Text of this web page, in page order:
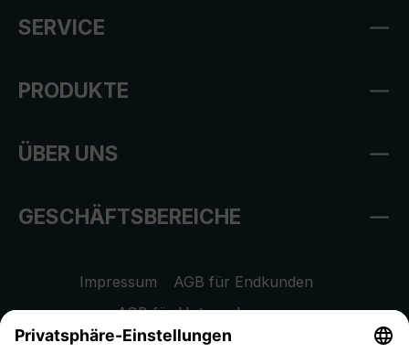
SERVICE
PRODUKTE
ÜBER UNS
GESCHÄFTSBEREICHE
Impressum
AGB für Endkunden
AGB für Unternehmen
Datenschutzhinweis